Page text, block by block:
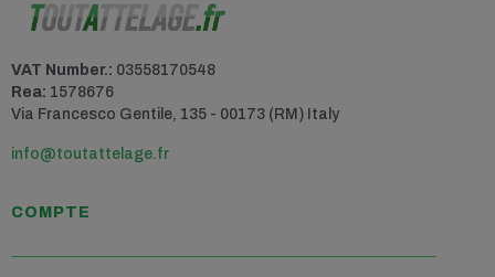
VAT Number.: 03558170548
Rea: 1578676
Via Francesco Gentile, 135 - 00173 (RM) Italy
info@toutattelage.fr
COMPTE